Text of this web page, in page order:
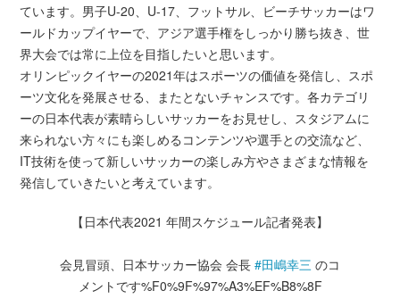
ています。男子U-20、U-17、フットサル、ビーチサッカーはワ
ールドカップイヤーで、アジア選手権をしっかり勝ち抜き、世
界大会では常に上位を目指したいと思います。
オリンピックイヤーの2021年はスポーツの価値を発信し、スポ
ーツ文化を発展させる、またとないチャンスです。各カテゴリ
ーの日本代表が素晴らしいサッカーをお見せし、スタジアムに
来られない方々にも楽しめるコンテンツや選手との交流など、
IT技術を使って新しいサッカーの楽しみ方やさまざまな情報を
発信していきたいと考えています。
【日本代表2021 年間スケジュール記者発表】
会見冒頭、日本サッカー協会 会長 #田嶋幸三 のコ
メントです%F0%9F%97%A3%EF%B8%8F